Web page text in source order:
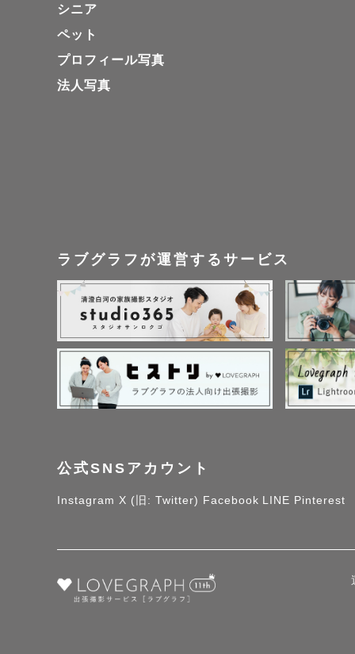
シニア
ペット
プロフィール写真
法人写真
ラブグラフが運営するサービス
公式SNSアカウント
Instagram X (旧: Twitter) Facebook LINE Pinterest